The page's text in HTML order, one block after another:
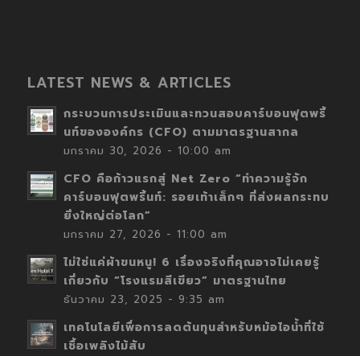
LATEST NEWS & ARTICLES
กระบวนการประเมินและทวนสอบคาร์บอนฟุตพริ้
นท์ขององค์กร (CFO) ตามมาตรฐานสากล
มกราคม 30, 2026 - 10:00 am
CFO คือก้าวแรกสู่ Net Zero “ทำความรู้จัก
คาร์บอนฟุตพริ้นท์: รอยเท้าเล็กๆ ที่ส่งผลกระทบ
ยิ่งใหญ่ต่อโลก”
มกราคม 27, 2026 - 11:00 am
ไม่ใช่แค่ผ้าขนหนู! 6 เรื่องจริงที่คุณอาจไม่เคยรู้
เกี่ยวกับ “โรงแรมสีเขียว” มาตรฐานไทย
ธันวาคม 23, 2025 - 9:35 am
เทคโนโลยีเพื่อการลดต้นทุนสำหรับหม้อไอน้ำที่ใช้
เชื้อเพลิงไม้สับ